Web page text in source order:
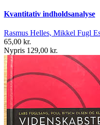
Kvantitativ indholdsanalyse
Rasmus Helles, Mikkel Fugl
65,00 kr.
Nypris 129,00 kr.